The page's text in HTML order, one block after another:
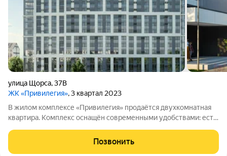
улица Щорса,37В
ЖК «Привилегия», 3 квартал 2023
В жилом комплексе «Привилегия» продаётся двухкомнатная
квартира. Комплекс оснащён современными удобствами: есть
квартире уже установлены кондиционеры и фильтры для
воды, а умные счётчики
Позвонить